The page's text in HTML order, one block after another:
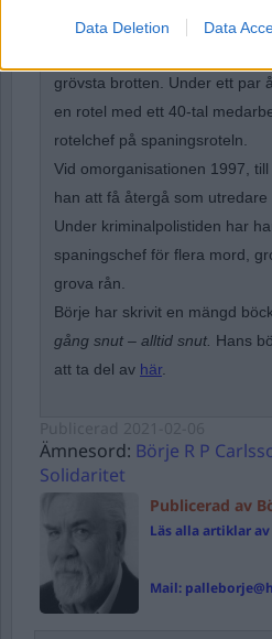
Data Deletion Data
Börje R P Carlssonhar
grövsta brotten. Under ett par
en rotel med ett 40-tal
rotelchef på spaningsroteln.
Vid omorganisationen 1997,
han att få återgå som utredare
Under kriminalpolistiden har
spaningschef för flera mord,
grova rån.
Börje har skrivit en mängd
gång snut – alltid snut. Hans
att ta del av här.
Ämnesord: Börje R P
Solidaritet
Publicerad av
Läs alla artiklar av
Mail: